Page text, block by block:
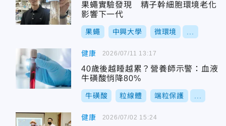
果蠅實驗發現 精子幹細胞環境老化
影響下一代
果蠅 中興大學 微環境
健康
40歲後越睡越累？營養師示警：血液
牛磺酸悄降80%
牛磺酸 粒線體 端粒保護
2026/07/11 13:17
健康 2026/07/02 15:24